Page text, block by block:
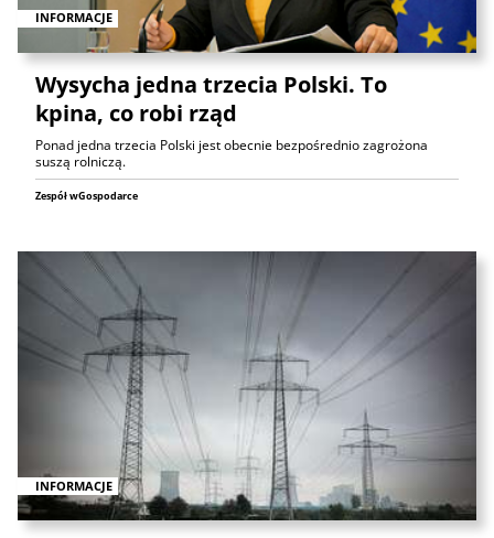
INFORMACJE
Wysycha jedna trzecia Polski. To
kpina, co robi rząd
Ponad jedna trzecia Polski jest obecnie bezpośrednio zagrożona
suszą rolniczą.
Zespół wGospodarce
INFORMACJE